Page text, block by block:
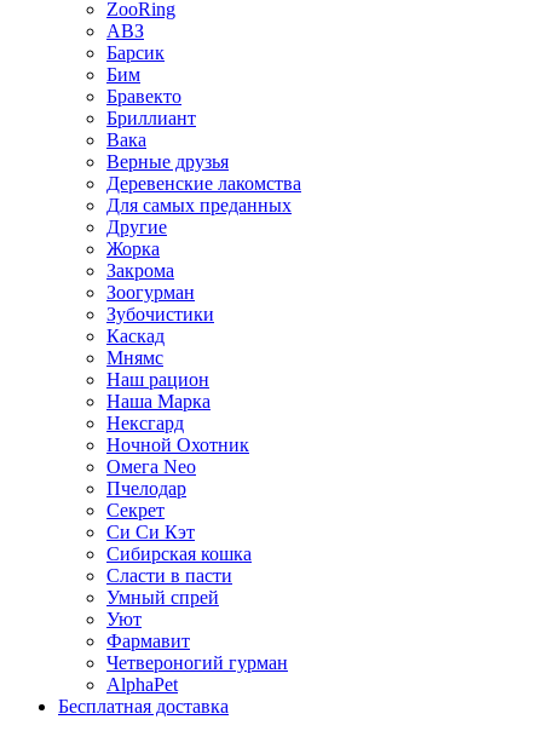
ZooRing
АВЗ
Барсик
Бим
Бравекто
Бриллиант
Вака
Верные друзья
Деревенские лакомства
Для самых преданных
Другие
Жорка
Закрома
Зоогурман
Зубочистики
Каскад
Мнямс
Наш рацион
Наша Марка
Нексгард
Ночной Охотник
Омега Neo
Пчелодар
Секрет
Си Си Кэт
Сибирская кошка
Сласти в пасти
Умный спрей
Уют
Фармавит
Четвероногий гурман
AlphaPet
Бесплатная доставка